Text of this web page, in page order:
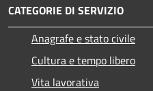
CATEGORIE DI SERVIZIO
Anagrafe e stato civile
Cultura e tempo libero
Vita lavorativa